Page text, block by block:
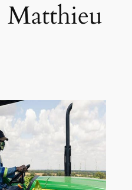
Matthieu